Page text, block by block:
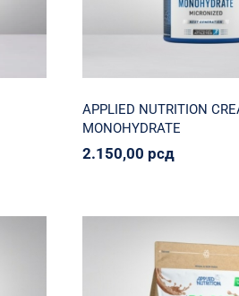
2.150,00
APPLIED NUTRITION
MONOHYDRATE
2.150,00 рсд
CRITICAL PLANT